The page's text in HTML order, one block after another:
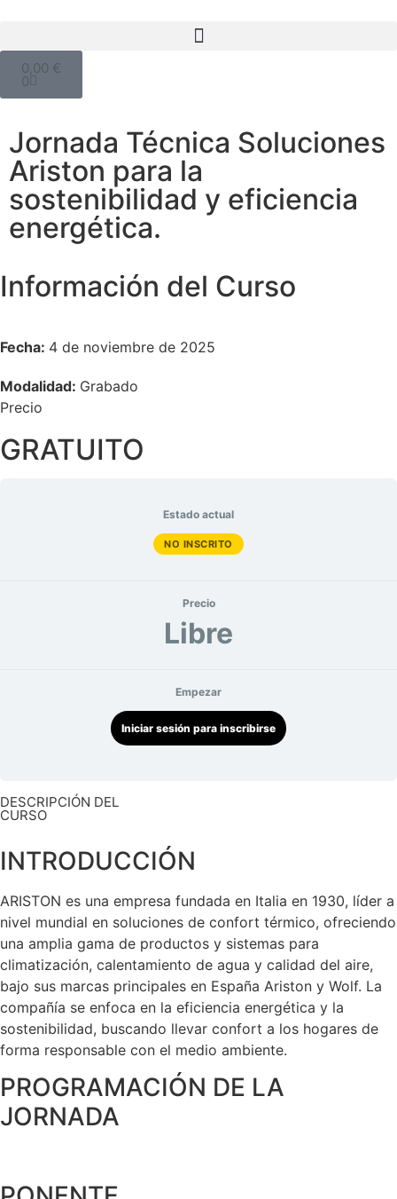
0,00 €
0
Jornada Técnica Soluciones
Ariston para la
sostenibilidad y eficiencia
energética.
Información del Curso
Fecha: 4 de noviembre de 2025
Modalidad: Grabado
Precio
GRATUITO
Estado actual
NO INSCRITO
Precio
Libre
Empezar
Iniciar sesión para inscribirse
DESCRIPCIÓN DEL
CURSO
INTRODUCCIÓN
ARISTON es una empresa fundada en Italia en 1930, líder a
nivel mundial en soluciones de confort térmico, ofreciendo
una amplia gama de productos y sistemas para
climatización, calentamiento de agua y calidad del aire,
bajo sus marcas principales en España Ariston y Wolf. La
compañía se enfoca en la eficiencia energética y la
sostenibilidad, buscando llevar confort a los hogares de
forma responsable con el medio ambiente.
PROGRAMACIÓN DE LA
JORNADA